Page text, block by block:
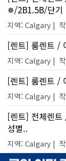
✵/2B1.5B/단기
지역: Calgary |
[렌트] 룸렌트 /
지역: Calgary |
[렌트] 룸렌트 /
지역: Calgary |
[렌트] 전체렌
성별..
지역: Calgary |